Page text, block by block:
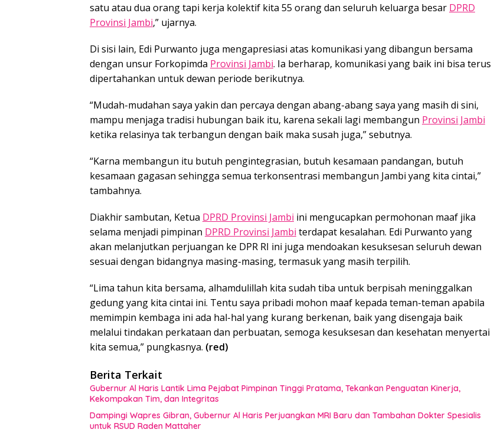
satu atau dua orang tapi kerja kolektif kita 55 orang dan seluruh keluarga besar DPRD
Provinsi Jambi,” ujarnya.
Di sisi lain, Edi Purwanto juga mengapresiasi atas komunikasi yang dibangun bersama
dengan unsur Forkopimda Provinsi Jambi. Ia berharap, komunikasi yang baik ini bisa terus
dipertahankan untuk dewan periode berikutnya.
“Mudah-mudahan saya yakin dan percaya dengan abang-abang saya yang masih di sini,
mampu menjaga tradisi hubungan baik itu, karena sekali lagi membangun Provinsi Jambi
ketika relasinya tak terbangun dengan baik maka susah juga,” sebutnya.
“Karna membangun itu butuh pengintegrasian, butuh kesamaan pandangan, butuh
kesamaan gagasan sehingga semua terkonsentrasi membangun Jambi yang kita cintai,”
tambahnya.
Diakhir sambutan, Ketua DPRD Provinsi Jambi ini mengucapkan permohonan maaf jika
selama menjadi pimpinan DPRD Provinsi Jambi terdapat kesalahan. Edi Purwanto yang
akan melanjutkan perjuangan ke DPR RI ini juga mendoakan kesuksesan seluruh dewan
sesuai dengan bidangnya masing-masing, termasuk yang masih terpilih.
“Lima tahun kita bersama, alhamdulillah kita sudah tiba untuk berpisah meninggalkan
gedung yang kita cintai ini. Tentu saya pribadi mohon maaf kepada teman-teman apabila
memimpin kembaga ini ada hal-hal yang kurang berkenan, baik yang disengaja baik
melalui tindakan perkataan dan perbuatan, semoga kesuksesan dan kesehatan menyertai
kita semua,” pungkasnya. (red)
Berita Terkait
Gubernur Al Haris Lantik Lima Pejabat Pimpinan Tinggi Pratama, Tekankan Penguatan Kinerja,
Kekompakan Tim, dan Integritas
Dampingi Wapres Gibran, Gubernur Al Haris Perjuangkan MRI Baru dan Tambahan Dokter Spesialis
untuk RSUD Raden Mattaher